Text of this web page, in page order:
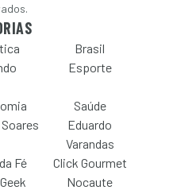
Brasil
Esporte
Saúde
Eduardo
Varandas
Fé
Click Gourmet
Nocaute